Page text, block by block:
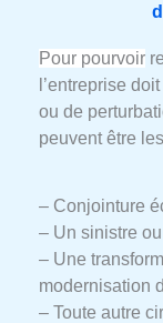
Pour pourvoir
l’entreprise
ou de
peuvent être
– Conjointure
– Un sinistre
– Une
modernisation
– Toute autre